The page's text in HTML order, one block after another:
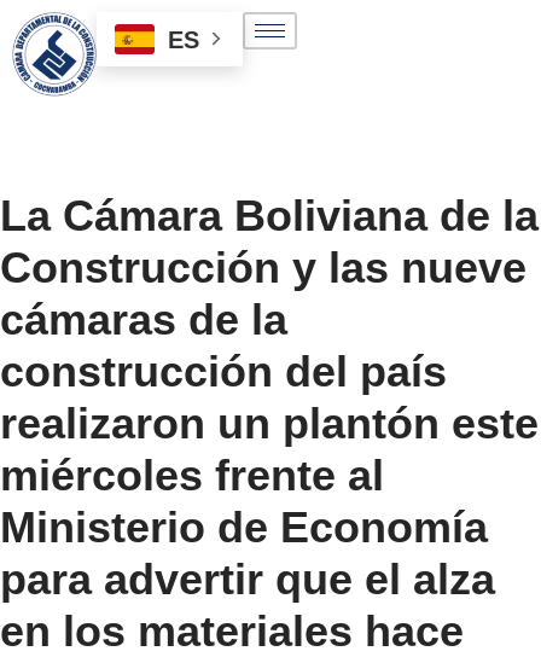
Saltar
al
ES
La Cámara Boliviana de la
Construcción y las nueve
cámaras de la
construcción del país
realizaron un plantón este
miércoles frente al
Ministerio de Economía
para advertir que el alza
en los materiales hace